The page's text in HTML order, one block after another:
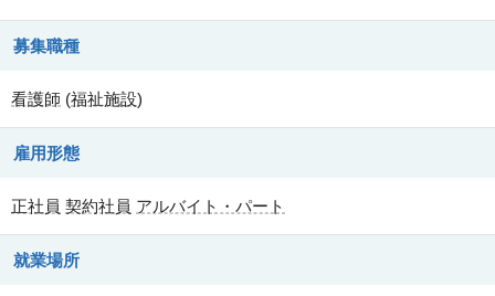
募集職種
看護師 (福祉施設)
雇用形態
正社員 契約社員 アルバイト・パート
就業場所